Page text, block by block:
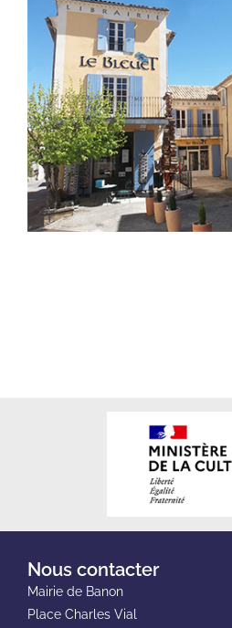
Nous contacter
Mairie de Banon
Place Charles Vial